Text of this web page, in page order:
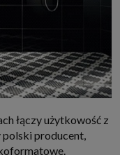
łączy użytkowość z
polski producent,